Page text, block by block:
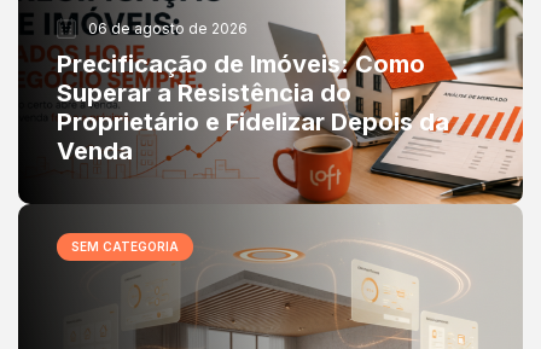
06 de agosto de 2026
Precificação de Imóveis: Como
Superar a Resistência do
Proprietário e Fidelizar Depois da
Venda
SEM CATEGORIA